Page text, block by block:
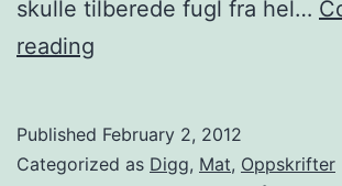
skulle tilberede fugl fra hel…
reading
e
Published February 2, 2012
Categorized as Digg, Mat, Oppskrifter